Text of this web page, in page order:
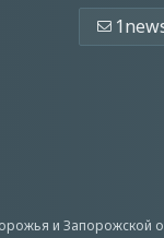
и Запорожской